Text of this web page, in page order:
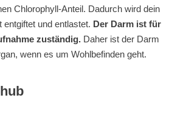
Chlorophyll-Anteil. Dadurch wird dein
entgiftet und entlastet. Der Darm ist für
zuständig. Daher ist der Darm
wenn es um Wohlbefinden geht.